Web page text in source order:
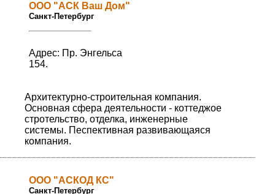
ООО "АСК Ваш Дом"
Санкт-Петербург
Адрес: Пр. Энгельса
154.
Архитектурно-строительная компания.
Основная сфера деятельности - коттеджое
стротельство, отделка, инженерные
системы. Песпективная развивающаяся
компания.
ООО "АСКОД КС"
Санкт-Петербург